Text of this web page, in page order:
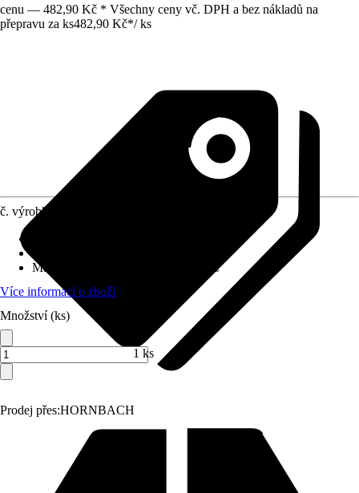
cenu — 482,90 Kč * Všechny ceny vč. DPH a bez nákladů na
přepravu za ks482,90 Kč*/ ks
Prodej přes:HORNBACH
č. výrobku
Max. provozní teplota
0 °C - 120 °C
Více informací o zboží
Množství (ks)
1 ks